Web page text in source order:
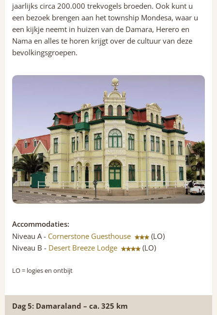
jaarlijks circa 200.000 trekvogels broeden. Ook kunt u
een bezoek brengen aan het township Mondesa, waar u
een kijkje neemt in huizen van de Damara, Herero en
Nama en alles te horen krijgt over de cultuur van deze
bevolkingsgroepen.
Accommodaties:
Niveau A - Cornerstone Guesthouse
(LO)
Niveau B - Desert Breeze Lodge (LO)
LO= logies en ontbijt
Dag 5: Damaraland – ca. 325 km